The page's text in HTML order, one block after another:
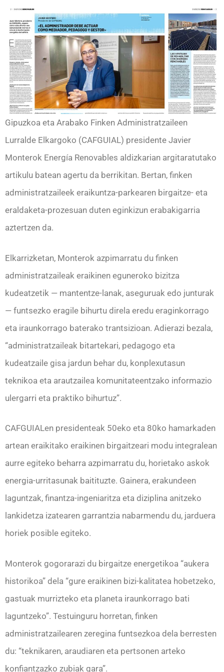
Gipuzkoa eta Arabako Finken Administratzaileen
Lurralde Elkargoko (CAFGUIAL) presidente Javier
Monterok Energía Renovables aldizkarian argitaratutako
artikulu batean agertu da berrikitan. Bertan, finken
administratzaileek eraikuntza-parkearen birgaitze- eta
eraldaketa-prozesuan duten eginkizun erabakigarria
aztertzen da.
Elkarrizketan, Monterok azpimarratu du finken
administratzaileak eraikinen eguneroko bizitza
kudeatzetik — mantentze-lanak, aseguruak edo junturak
— funtsezko eragile bihurtu direla eredu eraginkorrago
eta iraunkorrago baterako trantsizioan. Adierazi bezala,
“administratzaileak bitartekari, pedagogo eta
kudeatzaile gisa jardun behar du, konplexutasun
teknikoa eta arautzailea komunitateentzako informazio
ulergarri eta praktiko bihurtuz”.
CAFGUIALen presidenteak 50eko eta 80ko hamarkaden
artean eraikitako eraikinen birgaitzeari modu integralean
aurre egiteko beharra azpimarratu du, horietako askok
energia-urritasunak baitituzte. Gainera, erakundeen
laguntzak, finantza-ingeniaritza eta diziplina anitzeko
lankidetza izatearen garrantzia nabarmendu du, jarduera
horiek posible egiteko.
Monterok gogorarazi du birgaitze energetikoa “aukera
historikoa” dela “gure eraikinen bizi-kalitatea hobetzeko,
gastuak murrizteko eta planeta iraunkorrago bati
laguntzeko”. Testuinguru horretan, finken
administratzailearen zeregina funtsezkoa dela berresten
du: “teknikaren, araudiaren eta pertsonen arteko
konfiantzazko zubiak gara”.